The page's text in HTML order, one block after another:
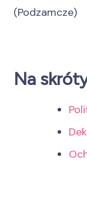
(Podzamcze)
Na